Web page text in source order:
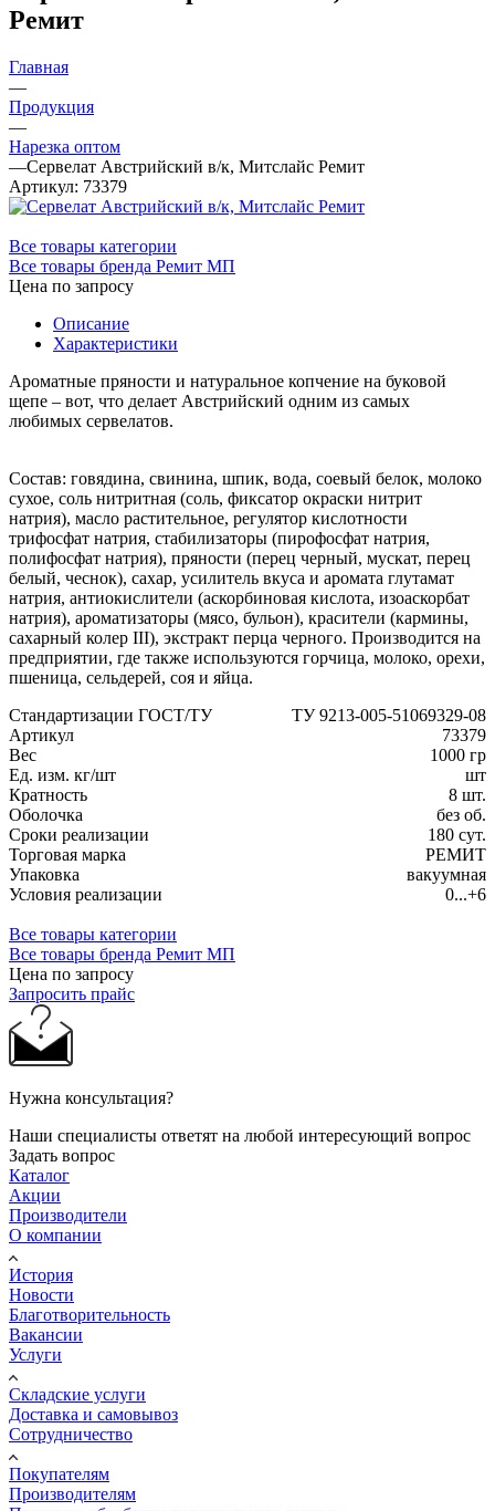
Ремит
Главная
—
Продукция
—
Нарезка оптом
—Сервелат Австрийский в/к, Митслайс Ремит
Артикул: 73379
Все товары категории
Все товары бренда Ремит МП
Цена по запросу
Описание
Характеристики
Ароматные пряности и натуральное копчение на буковой
щепе – вот, что делает Австрийский одним из самых
любимых сервелатов.
Состав: говядина, свинина, шпик, вода, соевый белок, молоко
сухое, соль нитритная (соль, фиксатор окраски нитрит
натрия), масло растительное, регулятор кислотности
трифосфат натрия, стабилизаторы (пирофосфат натрия,
полифосфат натрия), пряности (перец черный, мускат, перец
белый, чеснок), сахар, усилитель вкуса и аромата глутамат
натрия, антиокислители (аскорбиновая кислота, изоаскорбат
натрия), ароматизаторы (мясо, бульон), красители (кармины,
сахарный колер III), экстракт перца черного. Производится на
предприятии, где также используются горчица, молоко, орехи,
пшеница, сельдерей, соя и яйца.
Стандартизации ГОСТ/ТУ
ТУ 9213-005-51069329-08
Артикул
73379
Вес
1000 гр
Ед. изм. кг/шт
шт
Кратность
8 шт.
Оболочка
без об.
Сроки реализации
180 сут.
Торговая марка
РЕМИТ
Упаковка
вакуумная
Условия реализации
0...+6
Все товары категории
Все товары бренда Ремит МП
Цена по запросу
Запросить прайс
Нужна консультация?
Наши специалисты ответят на любой интересующий вопрос
Задать вопрос
Каталог
Акции
Производители
О компании
История
Новости
Благотворительность
Вакансии
Услуги
Складские услуги
Доставка и самовывоз
Сотрудничество
Покупателям
Производителям